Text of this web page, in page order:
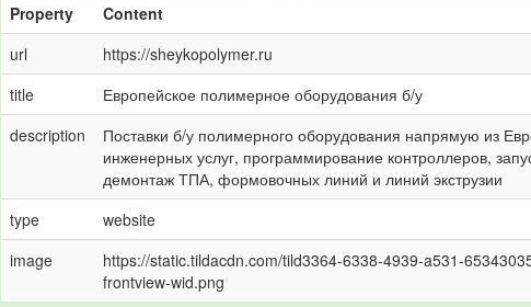
Property
Content
url
https://sheykopolymer.ru
title
Европейское полимерное оборудования б/у
description
Поставки б/у полимерного оборудования напрямую из
инженерных услуг, программирование контроллеров,
демонтаж ТПА, формовочных линий и линий экструзии
type
website
image
https://static.tildacdn.com/tild3364-6338-4939-a531-
frontview-wid.png